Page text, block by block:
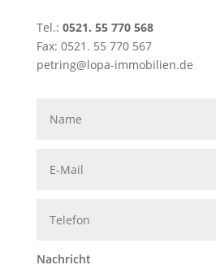
Tel.: 0521. 55 770 568
Fax: 0521. 55 770 567
petring@lopa-immobilien.de
Nachricht